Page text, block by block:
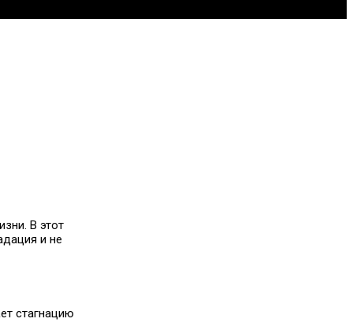
В этот
и не
стагнацию